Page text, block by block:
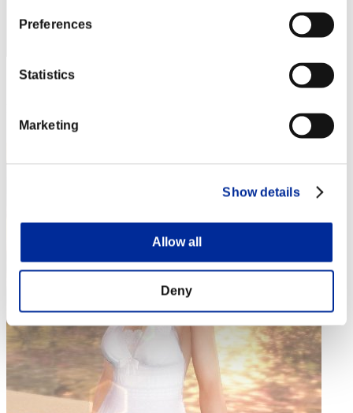
Preferences
Statistics
Marketing
Show details
Allow all
Deny
スコア: -
83